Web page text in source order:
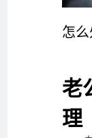
怎
老
理